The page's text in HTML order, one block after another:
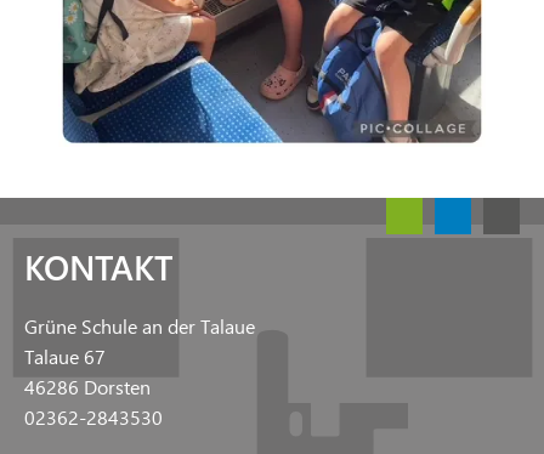
KONTAKT
Grüne Schule an der Talaue
Talaue 67
46286 Dorsten
02362-2843530